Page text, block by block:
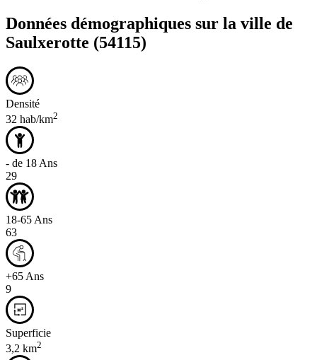
Données démographiques sur la ville de
Saulxerotte (54115)
Densité
32 hab/km2
- de 18 Ans
29
18-65 Ans
63
+65 Ans
9
Superficie
3,2 km2